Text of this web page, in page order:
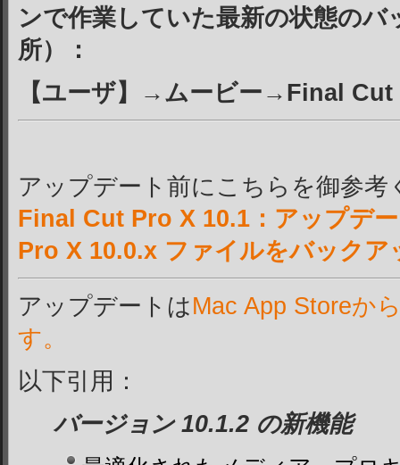
ンで作業していた最新の状態のバ
所）：
【ユーザ】→ムービー→Final
アップデート前にこちらを御参考
Final Cut Pro X 10.1：アップデ
Pro X 10.0.x ファイルをバックア
アップデートはMac App Storeか
す。
以下引用：
バージョン 10.1.2 の新機能